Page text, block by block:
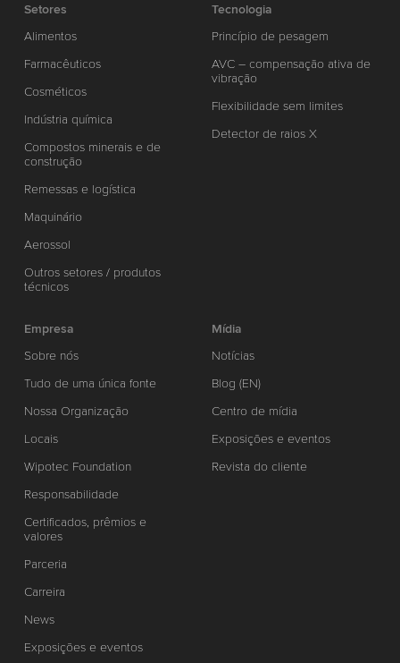
Setores
Alimentos
Farmacêuticos
Cosméticos
Indústria química
Compostos minerais e de
construção
Remessas e logística
Maquinário
Aerossol
Outros setores / produtos
técnicos
Tecnologia
Princípio de pesagem
AVC – compensação ativa de
vibração
Flexibilidade sem limites
Detector de raios X
Empresa
Sobre nós
Tudo de uma única fonte
Nossa Organização
Locais
Wipotec Foundation
Responsabilidade
Certificados, prêmios e
valores
Parceria
Carreira
News
Exposições e eventos
Mídia
Notícias
Blog (EN)
Centro de mídia
Exposições e eventos
Revista do cliente